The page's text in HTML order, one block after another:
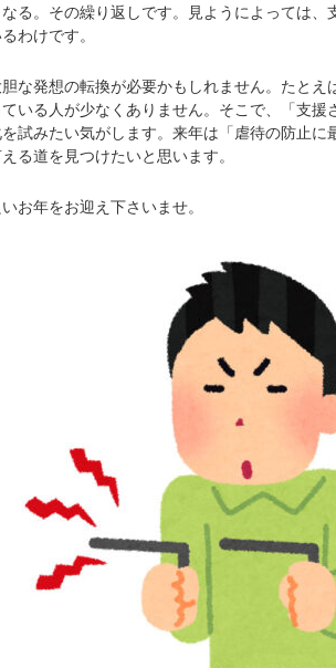
る。その繰り返しです。見ようによっては、
わけです。
な発想の転換が必要かもしれません。たとえ
いる人が少なくありません。そこで、「支援
試みたい気がします。来年は「虐待の防止に
る道を見つけたいと思います。
お年をお迎え下さいませ。